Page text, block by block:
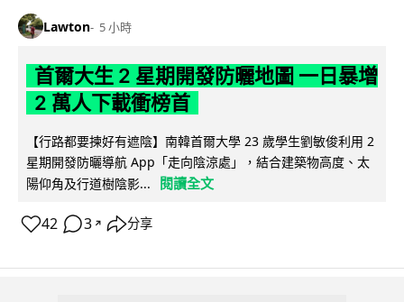
Lawton 5 小時
首爾大生 2 星期開發防曬地圖 一日暴增
2 萬人下載衝榜首
【行路都要揀好有遮陰】南韓首爾大學 23 歲學生劉敏俊利用 2
星期開發防曬導航 App「走向陰涼處」，結合建築物高度、太
陽仰角及行道樹陰影...
閱讀全文
42 3 ↗ 分享